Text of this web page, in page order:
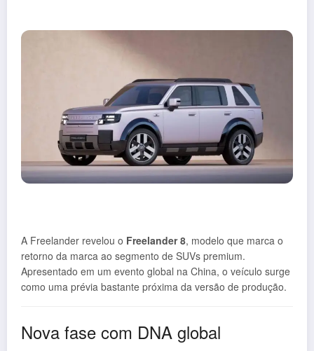
A Freelander revelou o Freelander 8, modelo que marca o
retorno da marca ao segmento de SUVs premium.
Apresentado em um evento global na China, o veículo surge
como uma prévia bastante próxima da versão de produção.
Nova fase com DNA global